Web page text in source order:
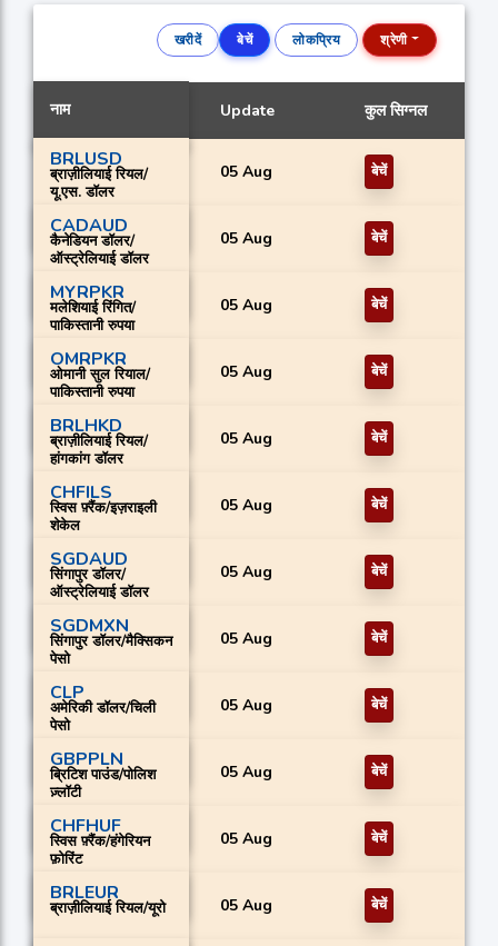
खरीदें बेचें लोकप्रिय श्रेणी
नाम Update कुल सिग्नल
BRLUSD
ब्राज़ीलियाई रियल/
यू.एस. डॉलर
05 Aug बेचें
CADAUD
कैनेडियन डॉलर/
ऑस्ट्रेलियाई डॉलर
05 Aug बेचें
MYRPKR
मलेशियाई रिंगित/
पाकिस्तानी रुपया
05 Aug बेचें
OMRPKR
ओमानी सुल रियाल/
पाकिस्तानी रुपया
05 Aug बेचें
BRLHKD
ब्राज़ीलियाई रियल/
हांगकांग डॉलर
05 Aug बेचें
CHFILS
स्विस फ़्रैंक/इज़राइली
शेकेल
05 Aug बेचें
SGDAUD
सिंगापुर डॉलर/
ऑस्ट्रेलियाई डॉलर
05 Aug बेचें
SGDMXN
सिंगापुर डॉलर/मैक्सिकन
पेसो
05 Aug बेचें
CLP
अमेरिकी डॉलर/चिली
पेसो
05 Aug बेचें
GBPPLN
ब्रिटिश पाउंड/पोलिश
ज़्लॉटी
05 Aug बेचें
CHFHUF
स्विस फ़्रैंक/हंगेरियन
फ़ोरिंट
05 Aug बेचें
BRLEUR
ब्राज़ीलियाई रियल/यूरो 05 Aug बेचें